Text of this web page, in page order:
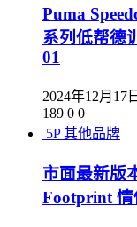
Puma
系列低帮德
01
2024年12月17日
189 0 0
5P 其他品牌
市面最新版
Footprint 情